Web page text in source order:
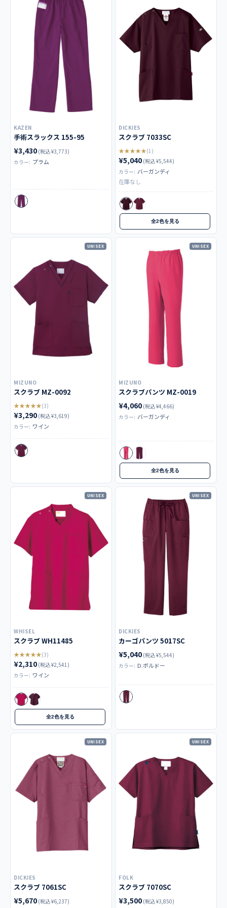
KAZEN
手術スラックス 155-95
¥3,430 (税込 ¥3,773)
カラー: プラム
DICKIES
スクラブ 7033SC
★★★★★(1)
¥5,040 (税込 ¥5,544)
カラー: バーガンディ
在庫なし
全2色を見る
UNISEX
MIZUNO
スクラブ MZ-0092
★★★★★(3)
¥3,290 (税込 ¥3,619)
カラー: ワイン
UNISEX
MIZUNO
スクラブパンツ MZ-0019
¥4,060 (税込 ¥4,466)
カラー: バーガンディ
全2色を見る
UNISEX
WHISEL
スクラブ WH11485
★★★★★(3)
¥2,310 (税込 ¥2,541)
カラー: ワイン
全2色を見る
UNISEX
DICKIES
カーゴパンツ 5017SC
¥5,040 (税込 ¥5,544)
カラー: D.ボルドー
UNISEX
DICKIES
スクラブ 7061SC
¥5,670 (税込 ¥6,237)
UNISEX
FOLK
スクラブ 7070SC
¥3,500 (税込 ¥3,850)